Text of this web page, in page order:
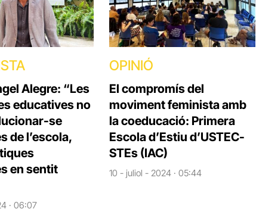
Alegre: “Les
educatives no
se
de l’escola,
en sentit
· 06:07
OPINIÓ
El compromís del
moviment feminista amb
la coeducació: Primera
Escola d’Estiu d’USTEC-
STEs (IAC)
10 - juliol - 2024 · 05:44